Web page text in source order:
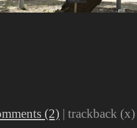
(2) | trackback (x)